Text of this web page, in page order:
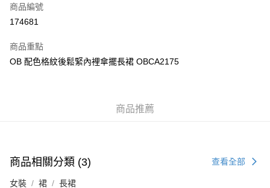
Apple Pay
PayMe
付款後順豐站及營業點
每筆HK$40.00，滿HK$350.00或以上免運費
商品編號
174681
商品重點
OB 配色格紋後鬆緊內裡傘擺長裙 OBCA2175
商品推薦
商品相關分類 (3) 查看全部
女裝 裙 長裙